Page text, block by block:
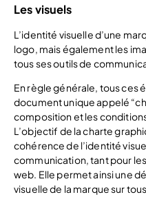
Les visuels
L’identité visuelle d’une
logo, mais également les
tous ses outils de
En règle générale, tous ces
document unique appelé
composition et les
L’objectif de la charte
cohérence de l’identité
communication, tant pour
web. Elle permet ainsi une
visuelle de la marque sur